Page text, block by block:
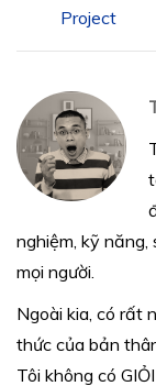
Project
nghiệm, kỹ
mọi người.
Ngoài kia, có rất
thức của bản
Tôi không có